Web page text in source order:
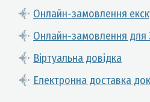
Онлайн-замовлення
Онлайн-замовлення для
Віртуальна довідка
Електронна доставка